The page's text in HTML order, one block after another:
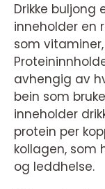
Drikke buljong
inneholder en
som
avhengig av
bein som
inneholder
protein per
kollagen, som
og leddhelse.